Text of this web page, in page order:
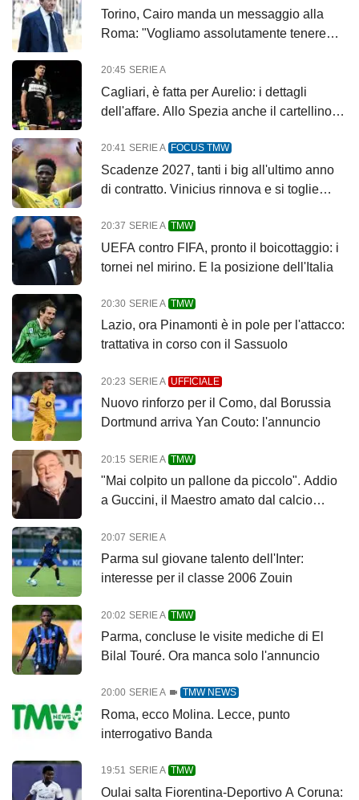
Torino, Cairo manda un messaggio alla
Roma: "Vogliamo assolutamente tenere
20:45 SERIE A
Cagliari, è fatta per Aurelio: i dettagli
dell'affare. Allo Spezia anche il cartellino di
20:41 SERIE A FOCUS TMW
Scadenze 2027, tanti i big all'ultimo anno
di contratto. Vinicius rinnova e si toglie
20:37 SERIE A TMW
UEFA contro FIFA, pronto il boicottaggio: i
tornei nel mirino. E la posizione dell'Italia
20:30 SERIE A TMW
Lazio, ora Pinamonti è in pole per l'attacco:
trattativa in corso con il Sassuolo
20:23 SERIE A UFFICIALE
Nuovo rinforzo per il Como, dal Borussia
Dortmund arriva Yan Couto: l'annuncio
20:15 SERIE A TMW
"Mai colpito un pallone da piccolo". Addio
a Guccini, il Maestro amato dal calcio
20:07 SERIE A
Parma sul giovane talento dell'Inter:
interesse per il classe 2006 Zouin
20:02 SERIE A TMW
Parma, concluse le visite mediche di El
Bilal Touré. Ora manca solo l'annuncio
20:00 SERIE A TMW NEWS
Roma, ecco Molina. Lecce, punto
interrogativo Banda
19:51 SERIE A TMW
Oulai salta Fiorentina-Deportivo A Coruna: